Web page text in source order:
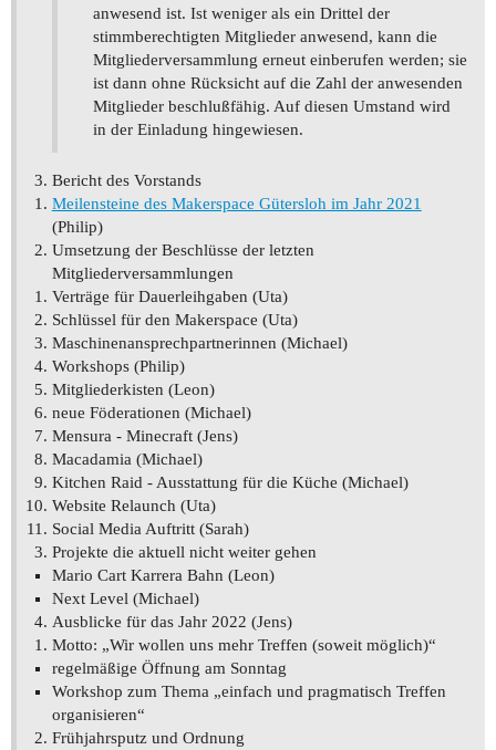
anwesend ist. Ist weniger als ein Drittel der
stimmberechtigten Mitglieder anwesend, kann die
Mitgliederversammlung erneut einberufen werden; sie
ist dann ohne Rücksicht auf die Zahl der anwesenden
Mitglieder beschlußfähig. Auf diesen Umstand wird
in der Einladung hingewiesen.
Bericht des Vorstands
Meilensteine des Makerspace Gütersloh im Jahr 2021
(Philip)
Umsetzung der Beschlüsse der letzten
Mitgliederversammlungen
Verträge für Dauerleihgaben (Uta)
Schlüssel für den Makerspace (Uta)
Maschinenansprechpartnerinnen (Michael)
Workshops (Philip)
Mitgliederkisten (Leon)
neue Föderationen (Michael)
Mensura - Minecraft (Jens)
Macadamia (Michael)
Kitchen Raid - Ausstattung für die Küche (Michael)
Website Relaunch (Uta)
Social Media Auftritt (Sarah)
Projekte die aktuell nicht weiter gehen
Mario Cart Karrera Bahn (Leon)
Next Level (Michael)
Ausblicke für das Jahr 2022 (Jens)
Motto: „Wir wollen uns mehr Treffen (soweit möglich)“
regelmäßige Öffnung am Sonntag
Workshop zum Thema „einfach und pragmatisch Treffen
organisieren“
Frühjahrsputz und Ordnung